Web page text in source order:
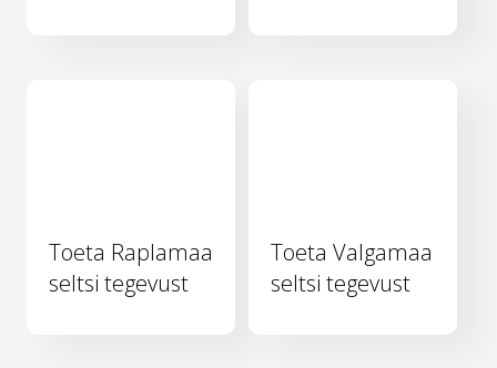
Toeta Raplamaa
seltsi tegevust
Toeta Valgamaa
seltsi tegevust